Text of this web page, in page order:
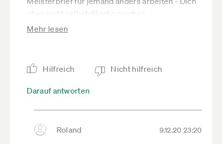
aber nicht selbstständig machen.
Du hast das Beispiel des Arztes genannt.
Radiologe bist Du eben kein Radiologe,
genauso wie jemand ohne Ausbildung zum
Mechatroniker eben kein Mechatroniker ist.
Wenn Du aber Arzt bist, dann steht es Dir frei,
oder Deine eigene Praxis betreibst. Du musst
Mehr lesen
Hilfreich Nicht hilfreich
Darauf antworten
Roland 9.12.20 23:20